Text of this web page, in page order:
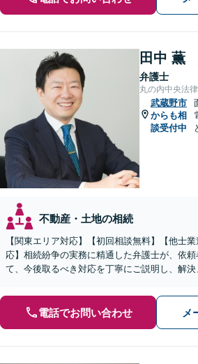
田中 薫
弁護士
丸の内中央法
武蔵野市
からも相
談受付中
不動産・土地の相続
【関東エリア対応】【初回相談無料】【他士
応】相続紛争の実務に精通した弁護士が、依
て、今後取るべき対応を丁寧にご説明し、解
電話でお問い合わせ メ